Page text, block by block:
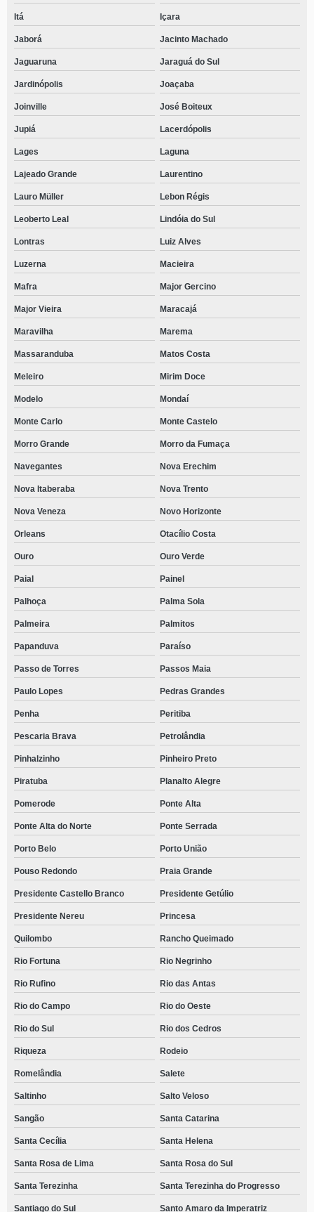
Itá Içara
Jaborá Jacinto Machado
Jaguaruna Jaraguá do Sul
Jardinópolis Joaçaba
Joinville José Boiteux
Jupiá Lacerdópolis
Lages Laguna
Lajeado Grande Laurentino
Lauro Müller Lebon Régis
Leoberto Leal Lindóia do Sul
Lontras Luiz Alves
Luzerna Macieira
Mafra Major Gercino
Major Vieira Maracajá
Maravilha Marema
Massaranduba Matos Costa
Meleiro Mirim Doce
Modelo Mondaí
Monte Carlo Monte Castelo
Morro Grande Morro da Fumaça
Navegantes Nova Erechim
Nova Itaberaba Nova Trento
Nova Veneza Novo Horizonte
Orleans Otacílio Costa
Ouro Ouro Verde
Paial Painel
Palhoça Palma Sola
Palmeira Palmitos
Papanduva Paraíso
Passo de Torres Passos Maia
Paulo Lopes Pedras Grandes
Penha Peritiba
Pescaria Brava Petrolândia
Pinhalzinho Pinheiro Preto
Piratuba Planalto Alegre
Pomerode Ponte Alta
Ponte Alta do Norte Ponte Serrada
Porto Belo Porto União
Pouso Redondo Praia Grande
Presidente Castello Branco Presidente Getúlio
Presidente Nereu Princesa
Quilombo Rancho Queimado
Rio Fortuna Rio Negrinho
Rio Rufino Rio das Antas
Rio do Campo Rio do Oeste
Rio do Sul Rio dos Cedros
Riqueza Rodeio
Romelândia Salete
Saltinho Salto Veloso
Sangão Santa Catarina
Santa Cecília Santa Helena
Santa Rosa de Lima Santa Rosa do Sul
Santa Terezinha Santa Terezinha do Progresso
Santiago do Sul Santo Amaro da Imperatriz